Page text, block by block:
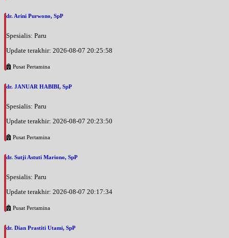
dr. Arini Purwono, SpP
Spesialis: Paru
Update terakhir: 2026-08-07 20:25:58
Pusat Pertamina
dr. JANUAR HABIBI, SpP
Spesialis: Paru
Update terakhir: 2026-08-07 20:23:50
Pusat Pertamina
dr. Sutji Astuti Mariono, SpP
Spesialis: Paru
Update terakhir: 2026-08-07 20:17:34
Pusat Pertamina
dr. Dian Prastiti Utami, SpP